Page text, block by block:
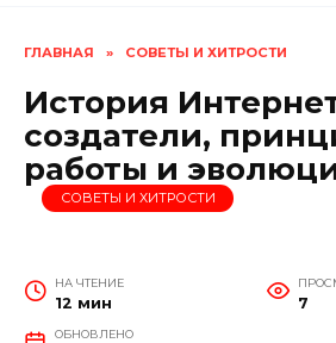
ГЛАВНАЯ » СОВЕТЫ И ХИТРОСТИ
История
создатели,
работы и
СОВЕТЫ И ХИТРОСТИ
НА ЧТЕНИЕ
12 мин 7
ОБНОВЛЕНО